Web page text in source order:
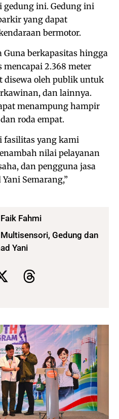
ini. Gedung ini
yang dapat
bermotor.
Guna berkapasitas hingga
mencapai 2.368 meter
disewa oleh publik untuk
dan lainnya.
menampung hampir
roda empat.
fasilitas yang kami
nilai pelayanan
dan pengguna jasa
Semarang,”
Faik Fahmi
Gedung dan
Yani